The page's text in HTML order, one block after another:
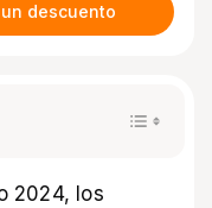
descuento
2024, los